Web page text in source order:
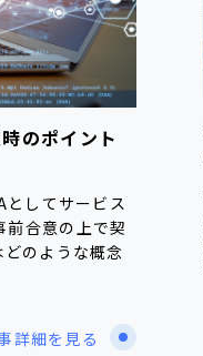
のポイント
してサービス
前合意の上で契
のような概念
詳細を見る